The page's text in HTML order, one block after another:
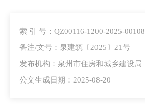
索 引 号：QZ00116-1200-2025-00108
备注/文号：泉建筑〔2025〕21号
发布机构：泉州市住房和城乡建设局
公文生成日期：2025-08-20